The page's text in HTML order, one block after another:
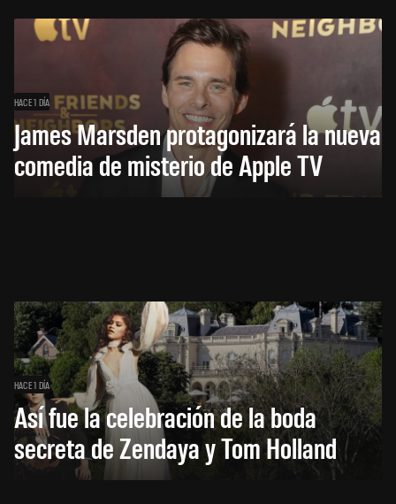
HACE 1 DÍA
James Marsden protagonizará la nueva
comedia de misterio de Apple TV
HACE 1 DÍA
Así fue la celebración de la boda
secreta de Zendaya y Tom Holland